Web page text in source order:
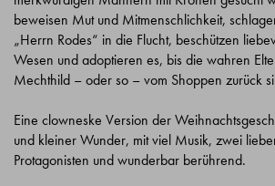
beweisen Mut und Mitmenschlichkeit,
„Herrn Rodes“ in die Flucht, beschützen
Wesen und adoptieren es, bis die wahren
Mechthild – oder so – vom Shoppen zurück
Eine clowneske Version der
und kleiner Wunder, mit viel Musik, zwei
Protagonisten und wunderbar berührend.